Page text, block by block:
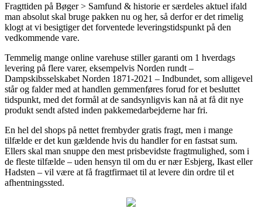
Fragttiden på Bøger > Samfund & historie er særdeles aktuel ifald
man absolut skal bruge pakken nu og her, så derfor er det rimelig
klogt at vi besigtiger det forventede leveringstidspunkt på den
vedkommende vare.
Temmelig mange online varehuse stiller garanti om 1 hverdags
levering på flere varer, eksempelvis Norden rundt –
Dampskibsselskabet Norden 1871-2021 – Indbundet, som alligevel
står og falder med at handlen gemmenføres forud for et besluttet
tidspunkt, med det formål at de sandsynligvis kan nå at få dit nye
produkt sendt afsted inden pakkemedarbejderne har fri.
En hel del shops på nettet frembyder gratis fragt, men i mange
tilfælde er det kun gældende hvis du handler for en fastsat sum.
Ellers skal man snuppe den mest prisbevidste fragtmulighed, som i
de fleste tilfælde – uden hensyn til om du er nær Esbjerg, Ikast eller
Hadsten – vil være at få fragtfirmaet til at levere din ordre til et
afhentningssted.